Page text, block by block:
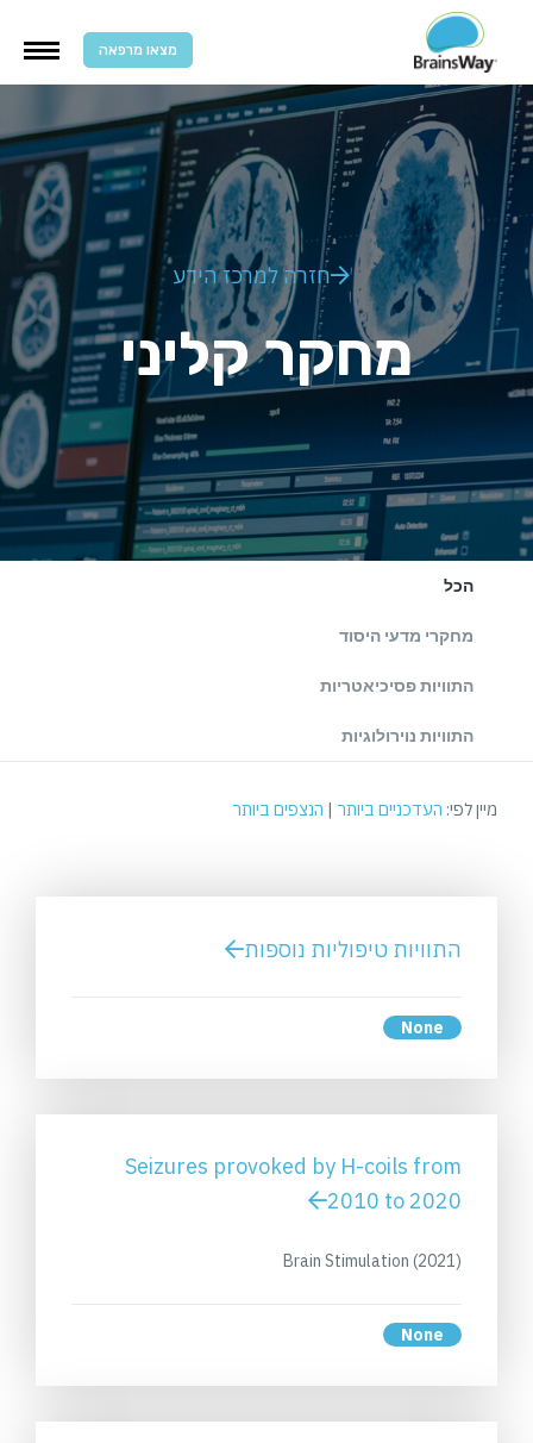
מצאו מרפאה
חזרה למרכז הידע
מחקר קליני
הכל
מחקרי מדעי היסוד
התוויות פסיכיאטריות
התוויות נוירולוגיות
מיין לפי: העדכניים ביותר | הנצפים ביותר
התוויות טיפוליות נוספות
None
Seizures provoked by H-coils from
2010 to 2020
Brain Stimulation (2021)
None